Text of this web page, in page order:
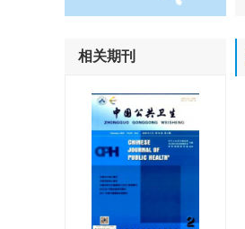
相关期刊